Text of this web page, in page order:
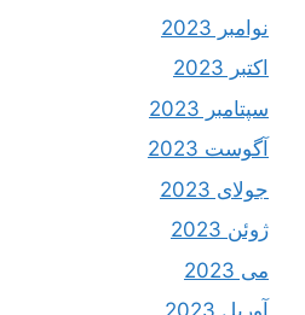
نوامبر 2023
اکتبر 2023
سپتامبر 2023
آگوست 2023
جولای 2023
ژوئن 2023
می 2023
آوریل 2023